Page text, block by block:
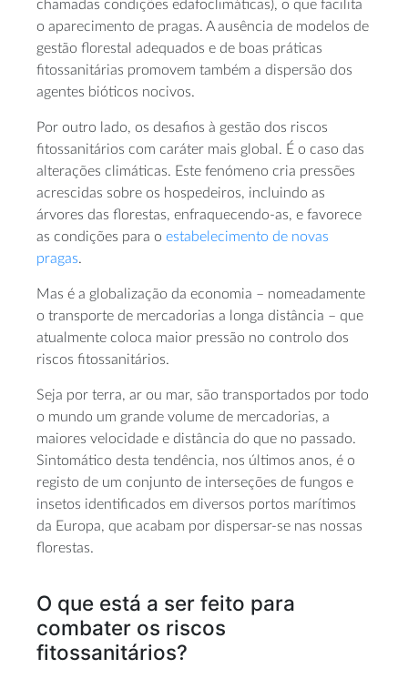
chamadas condições edafoclimáticas), o que facilita
o aparecimento de pragas. A ausência de modelos de
gestão florestal adequados e de boas práticas
fitossanitárias promovem também a dispersão dos
agentes bióticos nocivos.
Por outro lado, os desafios à gestão dos riscos
fitossanitários com caráter mais global. É o caso das
alterações climáticas. Este fenómeno cria pressões
acrescidas sobre os hospedeiros, incluindo as
árvores das florestas, enfraquecendo-as, e favorece
as condições para o estabelecimento de novas
pragas.
Mas é a globalização da economia – nomeadamente
o transporte de mercadorias a longa distância – que
atualmente coloca maior pressão no controlo dos
riscos fitossanitários.
Seja por terra, ar ou mar, são transportados por todo
o mundo um grande volume de mercadorias, a
maiores velocidade e distância do que no passado.
Sintomático desta tendência, nos últimos anos, é o
registo de um conjunto de interseções de fungos e
insetos identificados em diversos portos marítimos
da Europa, que acabam por dispersar-se nas nossas
florestas.
O que está a ser feito para
combater os riscos
fitossanitários?